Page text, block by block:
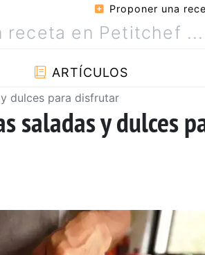
Proponer una
ARTÍCULOS
dulces para disfrutar
saladas y dulces